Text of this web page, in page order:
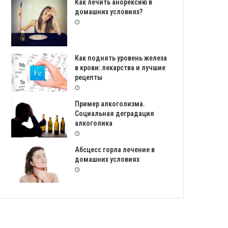
Как лечить анорексию в
домашних условиях?
Как поднять уровень железа
в крови: лекарства и лучшие
рецепты
Пример алкоголизма.
Социальная деградация
алкоголика
Абсцесс горла лечение в
домашних условиях